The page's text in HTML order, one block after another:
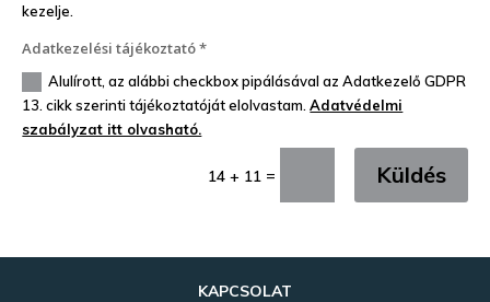
kezelje.
Adatkezelési tájékoztató *
Alulírott, az alábbi checkbox pipálásával az Adatkezelő GDPR
13. cikk szerinti tájékoztatóját elolvastam.Adatvédelmi
szabályzat itt olvasható.
14 + 11 = Küldés
KAPCSOLAT